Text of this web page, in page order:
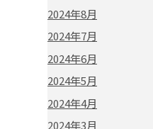
2024年8月
2024年7月
2024年6月
2024年5月
2024年4月
2024年3月